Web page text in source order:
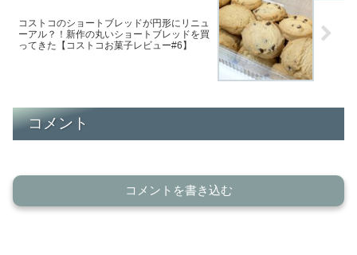
コストコのショートブレッドが円形にリニュ
ーアル？！新作の丸いショートブレッドを買
ってきた【コストコお菓子レビュー#6】
コメント
コメントを書き込む